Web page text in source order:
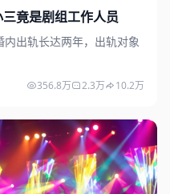
竟是剧组工作人员
出轨长达两年，出轨对象
356.8万 2.3万 10.2万